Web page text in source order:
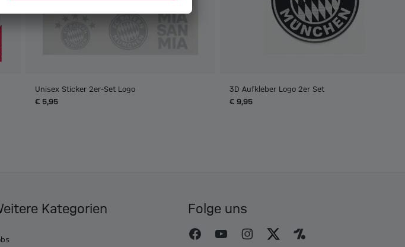
Unisex Sticker 2er-Set Logo
€ 5,95
3D Aufkleber Logo 2er Set
€ 9,95
Kategorien Folge uns